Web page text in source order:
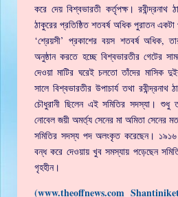
করে দেয় বিশ্বভারতী কর্তৃপক্ষ। রবীন্দ্রনাথ
ঠাকুরের প্রতিষ্ঠিত শতবর্ষ অধিক পুরাতন একটা
‘শ্রেয়সী’ প্রকাশের বয়স শতবর্ষ অধিক,
অনুষ্ঠান করতে হচ্ছে বিশ্বভারতীর গেটের
দেওয়া মাটির ঘরেই চলতো তাঁদের মাসিক
সালে বিশ্বভারতীর উপাচার্য তথা রবীন্দ্রনাথ
চৌধুরানী ছিলেন এই সমিতির সদস্যা। শুধু
নোবেল জয়ী অমর্ত্য সেনের মা অমিতা সেনের
সমিতির সদস্য পদ অলংকৃত করেছেন। ১৯১৬
বন্ধ করে দেওয়ায় খুব সমস্যায় পড়েছেন
গৃহহীন।
(www.theoffnews.com